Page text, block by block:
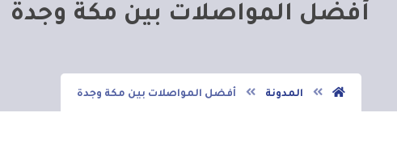
أفضل المواصلات بين مكة وجدة
المدونة أفضل المواصلات بين مكة وجدة